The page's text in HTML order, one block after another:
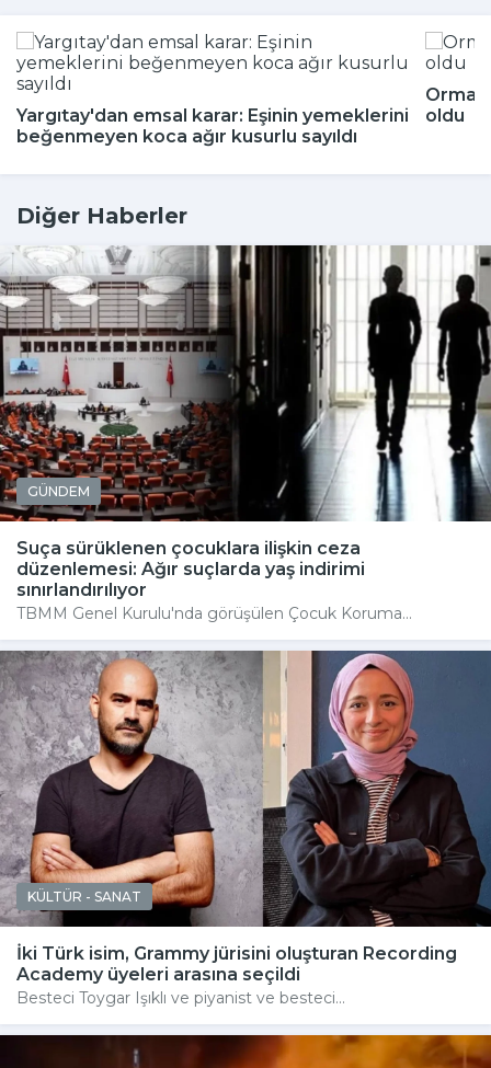
Yargıtay'dan emsal karar: Eşinin yemeklerini
beğenmeyen koca ağır kusurlu sayıldı
oldu
Diğer Haberler
GÜNDEM
Suça sürüklenen çocuklara ilişkin ceza
düzenlemesi: Ağır suçlarda yaş indirimi
sınırlandırılıyor
TBMM Genel Kurulu'nda görüşülen Çocuk Koruma...
KÜLTÜR - SANAT
İki Türk isim, Grammy jürisini oluşturan Recording
Academy üyeleri arasına seçildi
Besteci Toygar Işıklı ve piyanist ve besteci...